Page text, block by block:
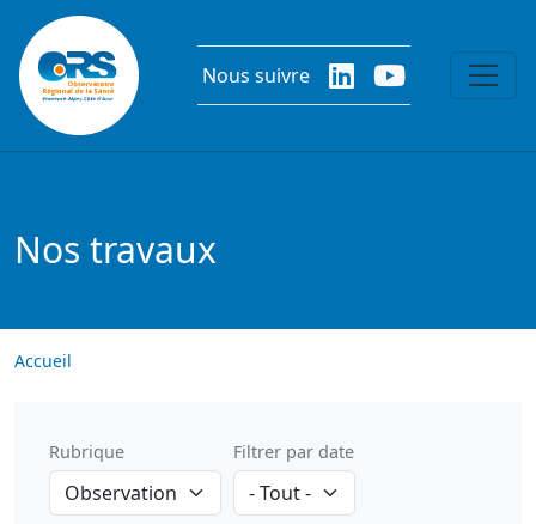
Aller au contenu principal
Nous suivre
Nos travaux
Accueil
Rubrique Filtrer par date